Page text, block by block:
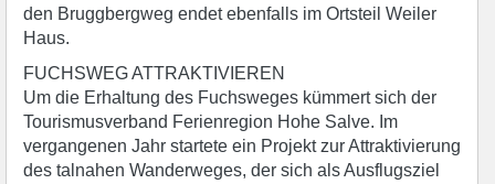
den Bruggbergweg endet ebenfalls im Ortsteil Weiler
Haus.
FUCHSWEG ATTRAKTIVIEREN
Um die Erhaltung des Fuchsweges kümmert sich der
Tourismusverband Ferienregion Hohe Salve. Im
vergangenen Jahr startete ein Projekt zur Attraktivierung
des talnahen Wanderweges, der sich als Ausflugsziel